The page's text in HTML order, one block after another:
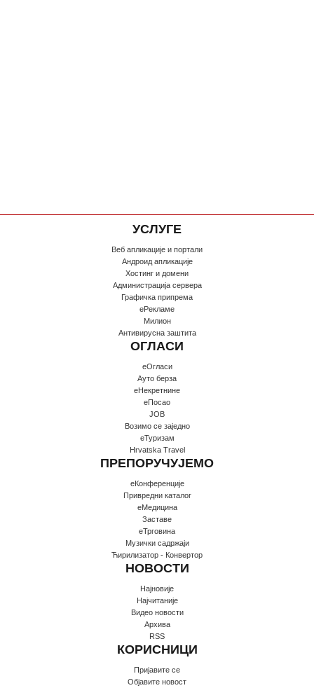
УСЛУГЕ
Веб апликације и портали
Андроид апликације
Хостинг и домени
Администрација сервера
Графичка припрема
еРекламе
Милион
Антивирусна заштита
ОГЛАСИ
еОгласи
Ауто берза
еНекретнине
еПосао
JOB
Возимо се заједно
еТуризам
Hrvatska Travel
ПРЕПОРУЧУЈЕМО
еКонференције
Привредни каталог
еМедицина
Заставе
еТрговина
Музички садржаји
Ћирилизатор - Конвертор
НОВОСТИ
Најновије
Најчитаније
Видео новости
Архива
RSS
КОРИСНИЦИ
Пријавите се
Oбјавите новост